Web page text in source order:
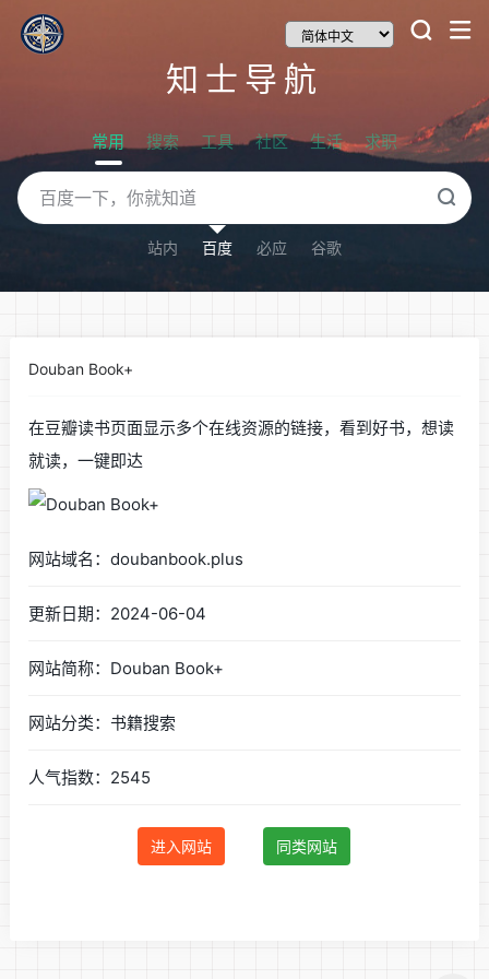
知士导航
常用 搜索 工具 社区 生活 求职
站内 百度 必应 谷歌
Douban Book+
在豆瓣读书页面显示多个在线资源的链接，看到好书，想读
就读，一键即达
网站域名：doubanbook.plus
更新日期：2024-06-04
网站简称：Douban Book+
网站分类：书籍搜索
人气指数：2545
进入网站 同类网站